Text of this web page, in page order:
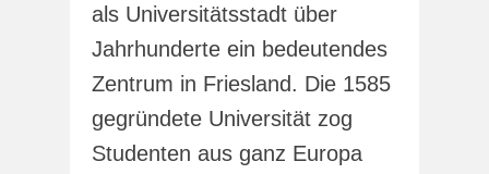
als Universitätsstadt über
Jahrhunderte ein bedeutendes
Zentrum in Friesland. Die 1585
gegründete Universität zog
Studenten aus ganz Europa